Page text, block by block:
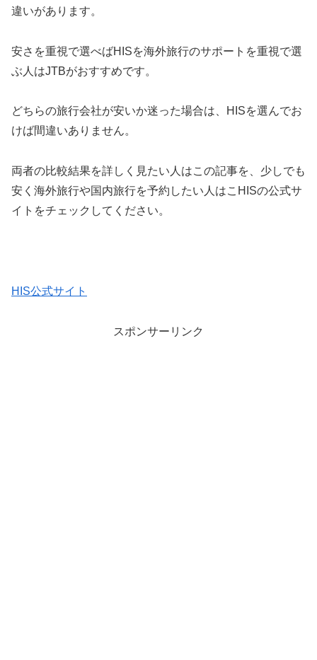
違いがあります。
安さを重視で選べばHISを海外旅行のサポートを重視で選
ぶ人はJTBがおすすめです。
どちらの旅行会社が安いか迷った場合は、HISを選んでお
けば間違いありません。
両者の比較結果を詳しく見たい人はこの記事を、少しでも
安く海外旅行や国内旅行を予約したい人はこHISの公式サ
イトをチェックしてください。
HIS公式サイト
スポンサーリンク